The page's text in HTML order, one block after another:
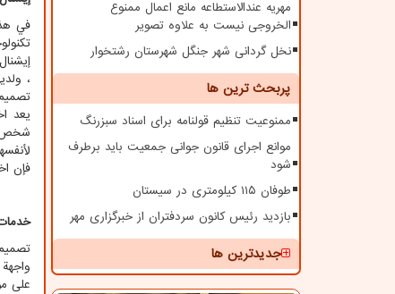
مهریه عندالاستطاعه مانع اعمال ممنوع
الخروجی نیست به علاوه تصویر
نخل گردانی شهر جنگل شهرستان رشتخوار
پربحث ترین ها
ممنوعیت تنظیم قولنامه برای اسناد سبزرنگ
موانع اجرای قانون جوانی جمعیت باید برطرف
شود
طوفان ۱۱۵ کیلومتری در سیستان
بازدید رئیس کانون سردفتران از خبرگزاری مهر
جدیدترین ها
في
يعد
شخص
فإن
على